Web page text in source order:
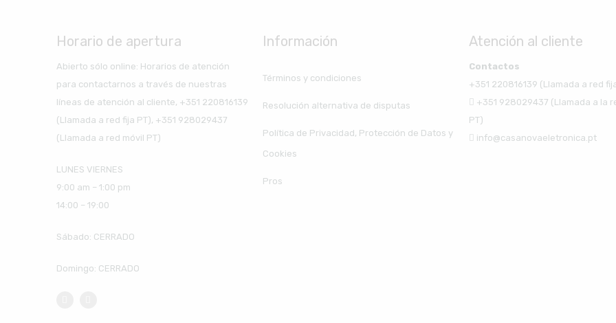
Horario de apertura
Abierto sólo online: Horarios de atención
para contactarnos a través de nuestras
líneas de atención al cliente, +351 220816139
(Llamada a red fija PT), +351 928029437
(Llamada a red móvil PT)
LUNES VIERNES
9:00 am – 1:00 pm
14:00 – 19:00
Sábado: CERRADO
Domingo: CERRADO
Información
Términos y condiciones
Resolución alternativa de disputas
Política de Privacidad, Protección de Datos y
Cookies
Pros
Atención al cliente
Contactos
+351 220816139 (Llamada a red
+351 928029437 (Llamada a la
PT)
info@casanovaeletronica.pt